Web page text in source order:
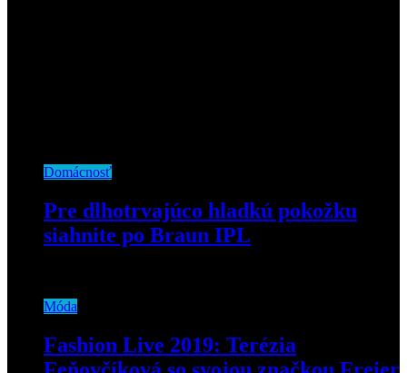
Domácnosť
Pre dlhotrvajúco hladkú pokožku
siahnite po Braun IPL
Móda
Fashion Live 2019: Terézia